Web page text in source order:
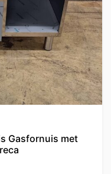
Gasfornuis met